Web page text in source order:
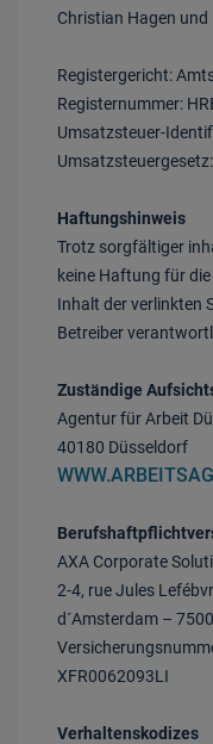
Christian Hagen
Registergericht:
Registernummer:
Umsatzsteuer-
Haftungshinweis
Trotz sorgfältiger
keine Haftung für
Inhalt der verlinkten
Betreiber
Zuständige
Agentur für Arbeit
40180 Düsseldorf
AXA Corporate
2-4, rue Jules
d´Amsterdam –
XFR0062093LI
Verhaltenskodizes